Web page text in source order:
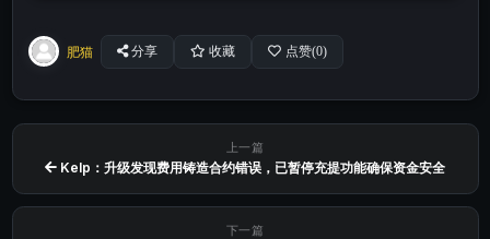
肥猫 分享 收藏 点赞(0)
上一篇
Kelp：升级发现费用铸造合约错误，已暂停充提功能确保资金安全
下一篇